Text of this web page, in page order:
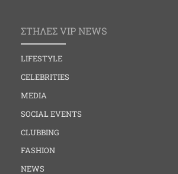
ΣΤΗΛΕΣ VIP NEWS
LIFESTYLE
CELEBRITIES
MEDIA
SOCIAL EVENTS
CLUBBING
FASHION
NEWS